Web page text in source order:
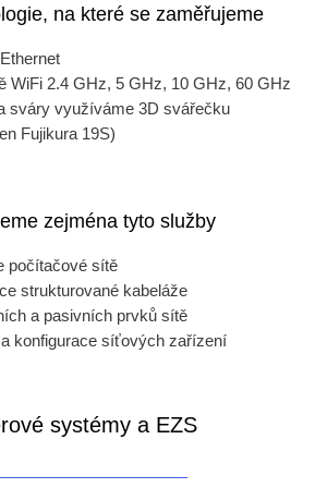
na které se zaměřujeme
WiFi 2.4 GHz, 5 GHz, 10 GHz, 60 GHz
sváry využíváme 3D svářečku
Fujikura 19S)
zejména tyto služby
počítačové sítě
strukturované kabeláže
a pasivních prvků sítě
konfigurace síťových zařízení
systémy a EZS